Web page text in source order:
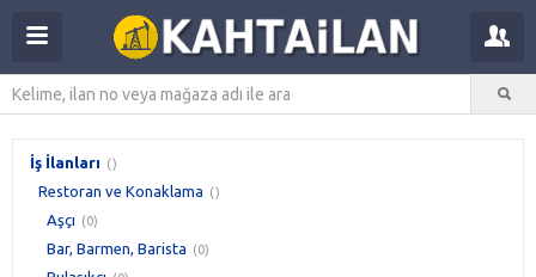
İş İlanları ()
Restoran ve Konaklama ()
Aşçı (0)
Bar, Barmen, Barista (0)